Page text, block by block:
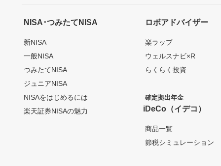
NISA･つみたてNISA
新NISA
一般NISA
つみたてNISA
ジュニアNISA
NISAをはじめるには
楽天証券NISAの魅力
ロボアドバイザー
楽ラップ
ウェルスナビ×R
らくらく投資
確定拠出年金
iDeCo（イデコ）
商品一覧
節税シミュレーション